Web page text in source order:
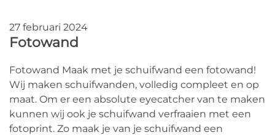
27 februari 2024
Fotowand
Fotowand Maak met je schuifwand een fotowand!
Wij maken schuifwanden, volledig compleet en op
maat. Om er een absolute eyecatcher van te maken
kunnen wij ook je schuifwand verfraaien met een
fotoprint. Zo maak je van je schuifwand een